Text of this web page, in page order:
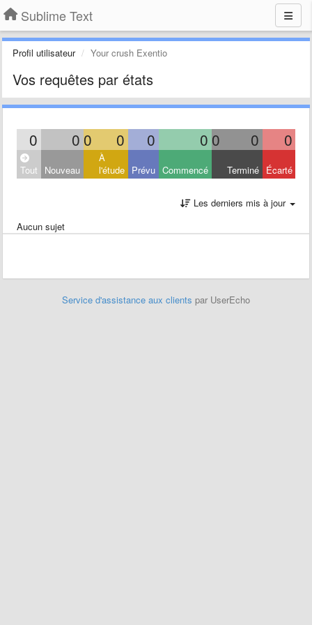
Sublime Text
Profil utilisateur Your crush Exentio
Vos requêtes par états
0 0 0 0 0 0 0 0 0
Tout Nouveau
À
l'étude Prévu Commencé Terminé Écarté
Les derniers mis à jour
Aucun sujet
Service d'assistance aux clients par UserEcho